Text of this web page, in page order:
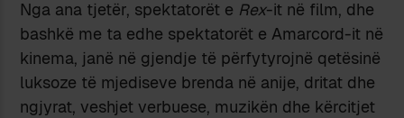
Nga ana tjetër, spektatorët e Rex-it në film, dhe
bashkë me ta edhe spektatorët e Amarcord-it në
kinema, janë në gjendje të përfytyrojnë qetësinë
luksoze të mjediseve brenda në anije, dritat dhe
ngjyrat, veshjet verbuese, muzikën dhe kërcitjet